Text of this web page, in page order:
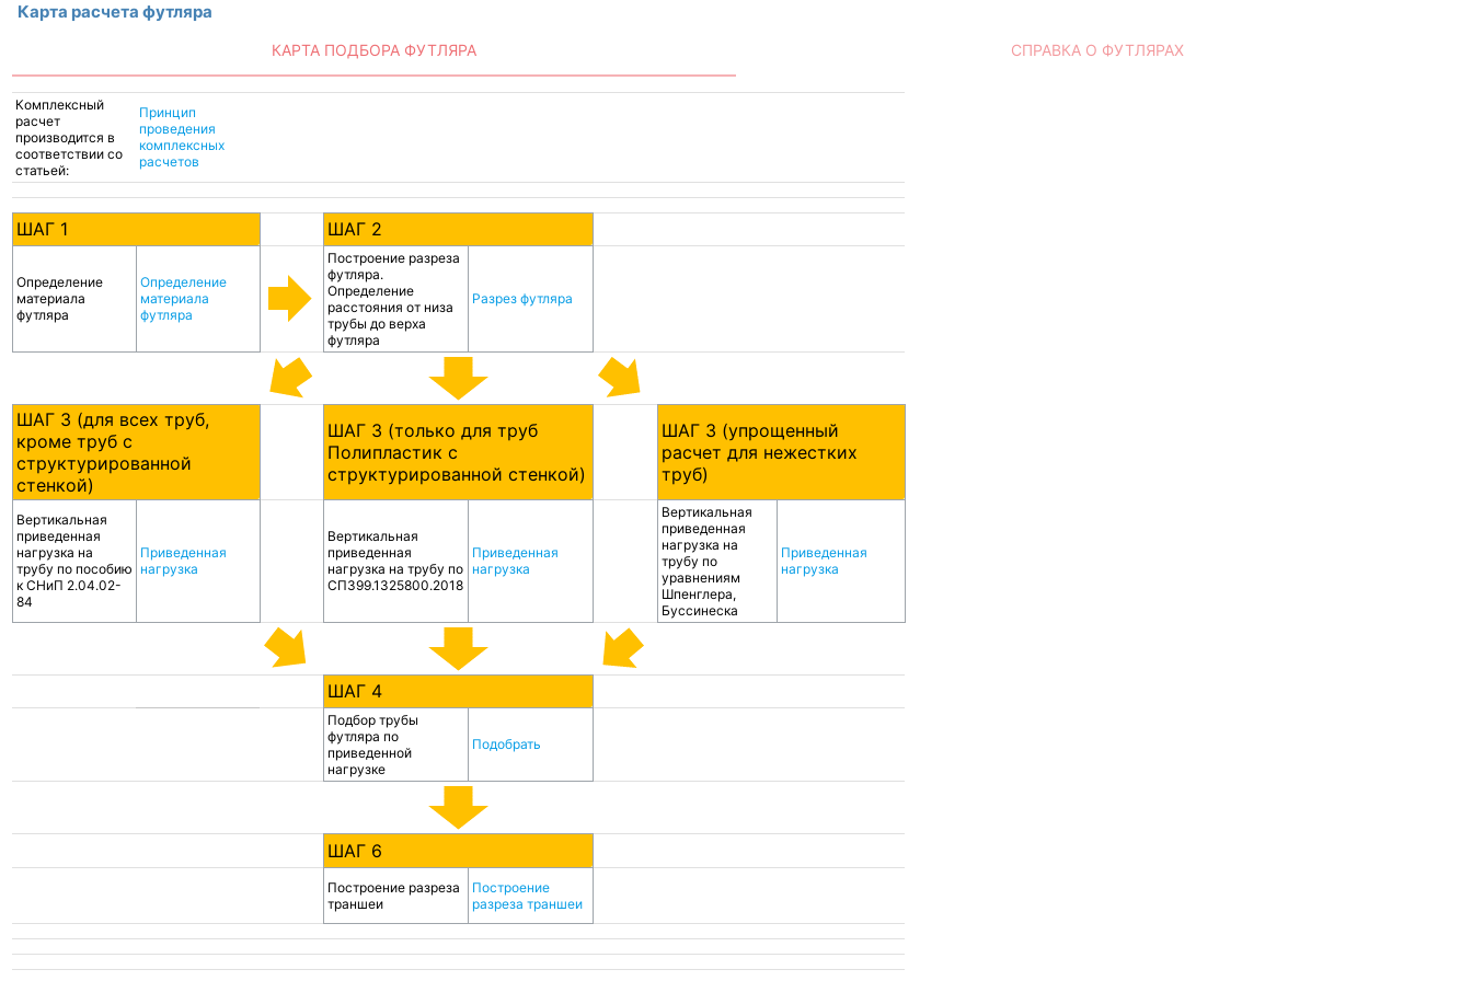
Карта расчета футляра
КАРТА ПОДБОРА ФУТЛЯРА СПРАВКА О ФУТЛЯРАХ
Комплексный
расчет
производится в
соответствии со
статьей:
Принцип
проведения
комплексных
расчетов
ШАГ 1 ШАГ 2
Определение
материала
футляра
Определение
материала
футляра
Построение разреза
футляра.
Определение
расстояния от низа
трубы до верха
футляра
Разрез футляра
ШАГ 3 (для всех труб,
кроме труб с
структурированной
стенкой)
ШАГ 3 (только для труб
Полипластик с
структурированной стенкой)
ШАГ 3 (упрощенный
расчет для нежестких
труб)
Вертикальная
приведенная
нагрузка на
трубу по пособию
к СНиП 2.04.02-
84
Приведенная
нагрузка
Вертикальная
приведенная
нагрузка на трубу по
СП399.1325800.2018
Приведенная
нагрузка
Вертикальная
приведенная
нагрузка на
трубу по
уравнениям
Шпенглера,
Буссинеска
Приведенная
нагрузка
ШАГ 4
Подбор трубы
футляра по
приведенной
нагрузке
Подобрать
ШАГ 6
Построение разреза
траншеи
Построение
разреза траншеи